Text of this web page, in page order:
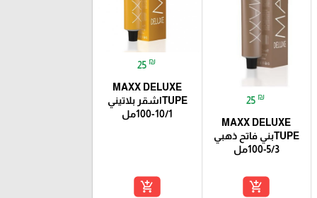
25 ₪
MAXX DELUXE
TUPEبني فاتح ذهبي
5/3-100مل
add_shopping_cart
25 ₪
MAXX DELUXE
TUPEاشقر بلاتيني
10/1-100مل
add_shopping_cart